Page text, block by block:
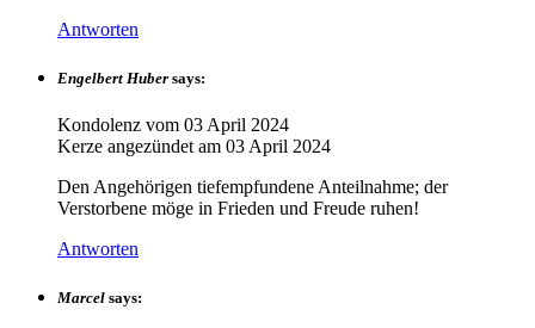
Antworten
Engelbert Huber says:
Kondolenz vom 03 April 2024
Kerze angezündet am 03 April 2024
Den Angehörigen tiefempfundene Anteilnahme; der
Verstorbene möge in Frieden und Freude ruhen!
Antworten
Marcel says: